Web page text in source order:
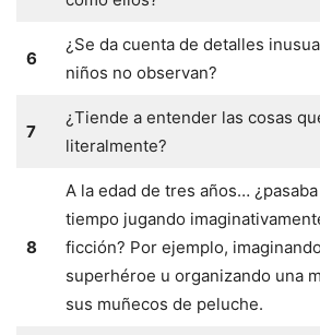
6
¿Se da cuenta de detalles
niños no observan?
7
¿Tiende a entender las cosas
literalmente?
8
A la edad de tres años…
tiempo jugando
ficción? Por ejemplo,
superhéroe u organizando una
sus muñecos de peluche.